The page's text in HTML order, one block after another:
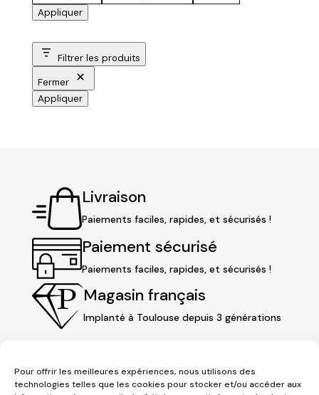
Pour offrir les meilleures expériences, nous utilisons des
technologies telles que les cookies pour stocker et/ou accéder aux
Appliquer
Filtrer les produits
Fermer
Appliquer
Livraison
Paiements faciles, rapides, et sécurisés !
Paiement sécurisé
Paiements faciles, rapides, et sécurisés !
Magasin français
Implanté à Toulouse depuis 3 générations